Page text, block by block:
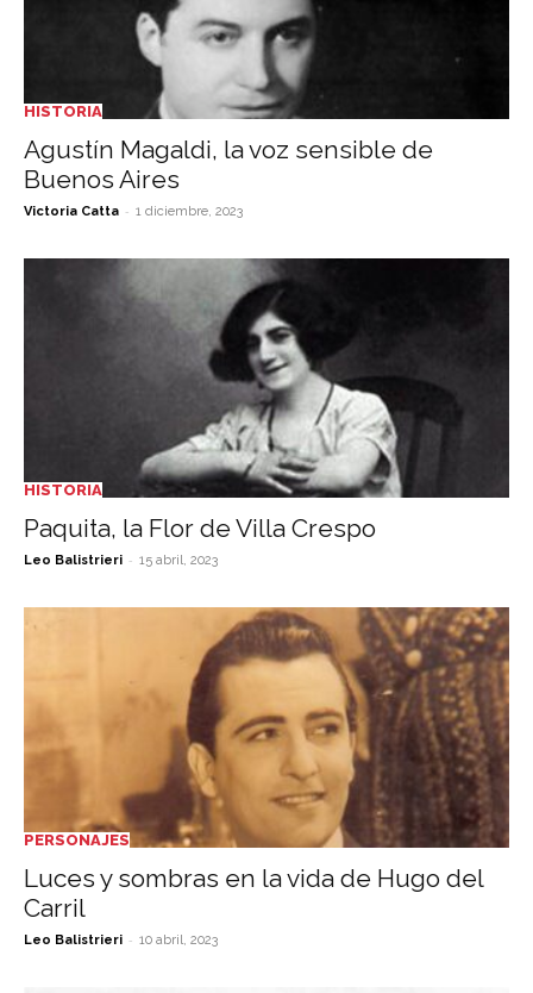
HISTORIA
Agustín Magaldi, la voz sensible de
Buenos Aires
Victoria Catta - 1 diciembre, 2023
HISTORIA
Paquita, la Flor de Villa Crespo
Leo Balistrieri - 15 abril, 2023
PERSONAJES
Luces y sombras en la vida de Hugo del
Carril
Leo Balistrieri - 10 abril, 2023